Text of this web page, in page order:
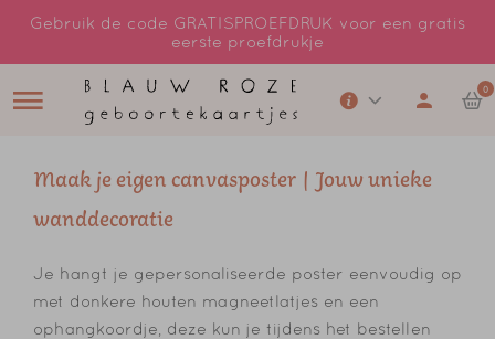
Gebruik de code GRATISPROEFDRUK voor een gratis
eerste proefdrukje
0
Maak je eigen canvasposter | Jouw unieke
wanddecoratie
Je hangt je gepersonaliseerde poster eenvoudig op
met donkere houten magneetlatjes en een
ophangkoordje, deze kun je tijdens het bestellen